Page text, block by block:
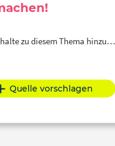
zu diesem Thema hinzu…
Quelle vorschlagen